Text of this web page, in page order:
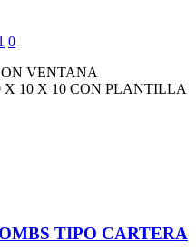
0
VENTANA
X 10 X 10 CON PLANTILLA
TIPO CARTERA